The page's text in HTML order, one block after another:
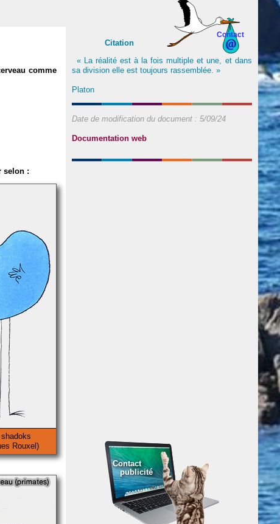
comme
selon :
Rouxel)
Contact
Citation
« La réalité est à la fois multiple et une, et dans
sa division elle est toujours rassemblée. »
Platon
Date de modification du document : 5/09/24
Documentation web
Contact
publicité